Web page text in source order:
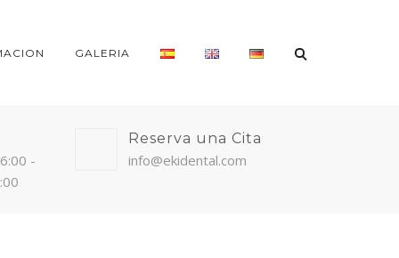
GALERIA
-
Reserva una Cita
info@ekidental.com